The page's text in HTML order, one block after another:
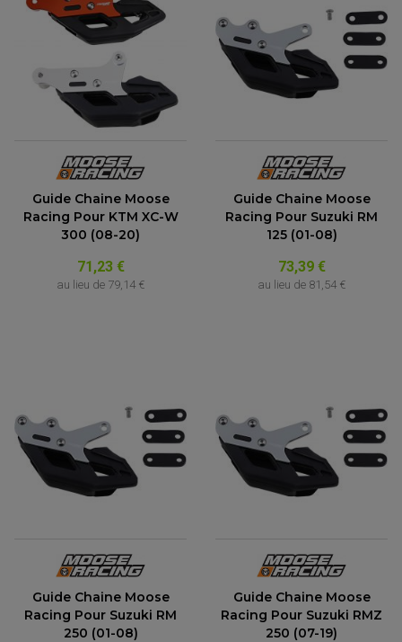
Guide Chaine Moose
Racing Pour KTM XC-W
300 (08-20)
71,23 €
au lieu de 79,14 €
Guide Chaine Moose
Racing Pour Suzuki RM
125 (01-08)
73,39 €
au lieu de 81,54 €
Guide Chaine Moose
Racing Pour Suzuki RM
250 (01-08)
Guide Chaine Moose
Racing Pour Suzuki RMZ
250 (07-19)